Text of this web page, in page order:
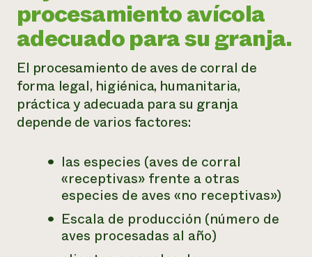
procesamiento avícola
adecuado para su granja.
El procesamiento de aves de corral de
forma legal, higiénica, humanitaria,
práctica y adecuada para su granja
depende de varios factores:
las especies (aves de corral
«receptivas» frente a otras
especies de aves «no receptivas»)
Escala de producción (número de
aves procesadas al año)